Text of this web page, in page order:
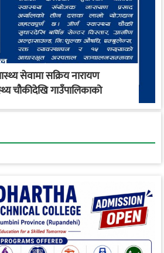
सेवामा सक्रिय नारायण
चौकीदेखि गाउँपालिकाको
सम्म